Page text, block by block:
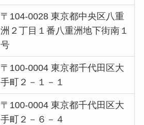
〒104-0028 東京都中央区八重
洲２丁目１番八重洲地下街南１
号
〒100-0004 東京都千代田区大
手町２－１－１
〒100-0004 東京都千代田区大
手町２－６－４